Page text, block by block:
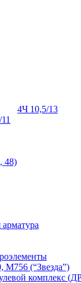
4Ч 10,5/13
48)
арматура
(“Звезда”)
комплекс